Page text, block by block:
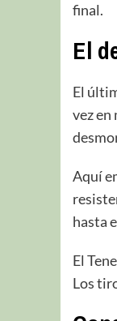
final.
El
El
vez
Aquí
hasta
El
Los